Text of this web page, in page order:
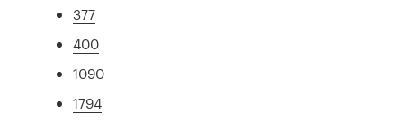
377
400
1090
1794